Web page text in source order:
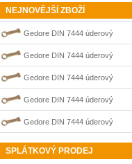
NEJNOVĚJŠÍ ZBOŽÍ
Gedore DIN 7444 úderový
nejiskřivý plochý (palcový) klíč
0100202S
Gedore DIN 7444 úderový
nejiskřivý plochý (palcový) klíč
0100210S
Gedore DIN 7444 úderový
nejiskřivý plochý (palcový) klíč
0100205S
Gedore DIN 7444 úderový
nejiskřivý plochý (palcový) klíč
0100208S
Gedore DIN 7444 úderový
nejiskřivý plochý (palcový) klíč
SPLÁTKOVÝ PRODEJ